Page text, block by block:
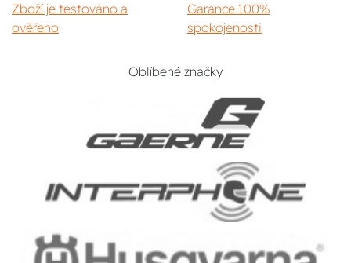
Zboží je testováno a
ověřeno
Garance 100%
spokojenosti
Oblíbené značky